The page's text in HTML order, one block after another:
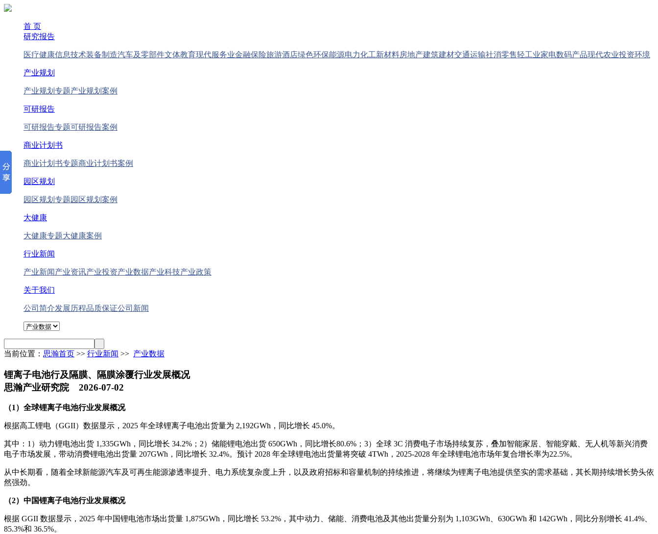
首 页
研究报告
医疗健康信息技术装备制造汽车及零部件文体教育现代服务业金融保险旅游酒店绿色环保能源电力化工新材料房地产建筑建材交通运输社消零售轻工业家电数码产品现代农业投资环境
产业规划
产业规划专题产业规划案例
可研报告
可研报告专题可研报告案例
商业计划书
商业计划书专题商业计划书案例
园区规划
园区规划专题园区规划案例
大健康
大健康专题大健康案例
行业新闻
产业新闻产业资讯产业投资产业数据产业科技产业政策
关于我们
公司简介发展历程品质保证公司新闻
当前位置： 思瀚首页 >> 行业新闻 >> 产业数据
锂离子电池行及隔膜、隔膜涂覆行业发展概况
思瀚产业研究院 2026-07-02
（1）全球锂离子电池行业发展概况
根据高工锂电（GGII）数据显示，2025 年全球锂离子电池出货量为 2,192GWh，同比增长 45.0%。
其中：1）动力锂电池出货 1,335GWh，同比增长 34.2%；2）储能锂电池出货 650GWh，同比增长80.6%；3）全球 3C 消费电子市场持续复苏，叠加智能家居、智能穿戴、无人机等新兴消费
电子市场发展，带动消费锂电池出货量 207GWh，同比增长 32.4%。预计 2028 年全球锂电池出货量将突破 4TWh，2025-2028 年全球锂电池市场年复合增长率为22.5%。
从中长期看，随着全球新能源汽车及可再生能源渗透率提升、电力系统复杂度上升，以及政府招标和容量机制的持续推进，将继续为锂离子电池提供坚实的需求基础，其长期持续增长势头依
然强劲。
（2）中国锂离子电池行业发展概况
根据 GGII 数据显示，2025 年中国锂电池市场出货量 1,875GWh，同比增长 53.2%，其中动力、储能、消费电池及其他出货量分别为 1,103GWh、630GWh 和 142GWh，同比分别增长 41.4%、
85.3%和 36.5%。